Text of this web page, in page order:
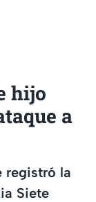
hijo
a
registró la
Siete